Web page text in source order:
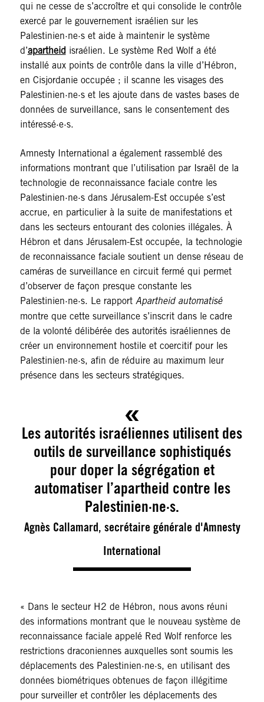
qui ne cesse de s’accroître et qui consolide le contrôle
exercé par le gouvernement israélien sur les
Palestinien·ne·s et aide à maintenir le système
d’apartheid israélien. Le système Red Wolf a été
installé aux points de contrôle dans la ville d’Hébron,
en Cisjordanie occupée ; il scanne les visages des
Palestinien·ne·s et les ajoute dans de vastes bases de
données de surveillance, sans le consentement des
intéressé·e·s.
Amnesty International a également rassemblé des
informations montrant que l’utilisation par Israël de la
technologie de reconnaissance faciale contre les
Palestinien·ne·s dans Jérusalem-Est occupée s’est
accrue, en particulier à la suite de manifestations et
dans les secteurs entourant des colonies illégales. À
Hébron et dans Jérusalem-Est occupée, la technologie
de reconnaissance faciale soutient un dense réseau de
caméras de surveillance en circuit fermé qui permet
d’observer de façon presque constante les
Palestinien·ne·s. Le rapport Apartheid automatisé
montre que cette surveillance s’inscrit dans le cadre
de la volonté délibérée des autorités israéliennes de
créer un environnement hostile et coercitif pour les
Palestinien·ne·s, afin de réduire au maximum leur
présence dans les secteurs stratégiques.
Les autorités israéliennes utilisent des
outils de surveillance sophistiqués
pour doper la ségrégation et
automatiser l’apartheid contre les
Palestinien·ne·s.
Agnès Callamard, secrétaire générale d'Amnesty
International
« Dans le secteur H2 de Hébron, nous avons réuni
des informations montrant que le nouveau système de
reconnaissance faciale appelé Red Wolf renforce les
restrictions draconiennes auxquelles sont soumis les
déplacements des Palestinien·ne·s, en utilisant des
données biométriques obtenues de façon illégitime
pour surveiller et contrôler les déplacements des